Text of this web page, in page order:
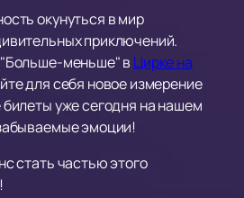
окунуться в мир
приключений.
"Больше-меньше" в Цирке на
для себя новое измерение
билеты уже сегодня на нашем
эмоции!
стать частью этого